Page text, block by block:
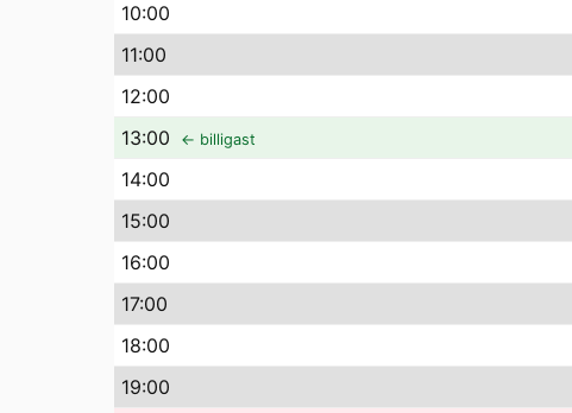
10:00
11:00
12:00
13:00 ← billigast
14:00
15:00
16:00
17:00
18:00
19:00